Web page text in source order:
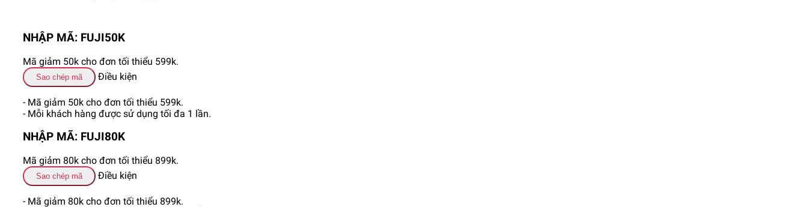
NHẬP MÃ: FUJI50K
Mã giảm 50k cho đơn tối thiểu 599k.
Sao chép mã Điều kiện
- Mã giảm 50k cho đơn tối thiểu 599k.
- Mỗi khách hàng được sử dụng tối đa 1 lần.
NHẬP MÃ: FUJI80K
Mã giảm 80k cho đơn tối thiểu 899k.
Sao chép mã Điều kiện
- Mã giảm 80k cho đơn tối thiểu 899k.